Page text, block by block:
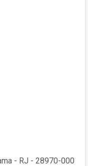
- RJ - 28970-000